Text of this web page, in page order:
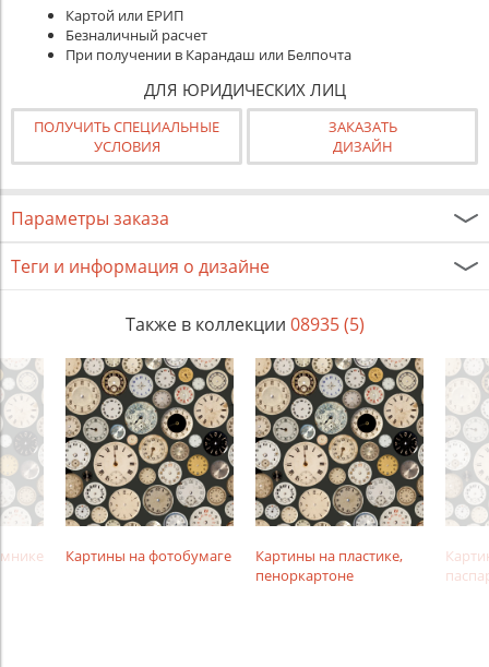
Картой или ЕРИП
Безналичный расчет
При получении в Карандаш или Белпочта
ДЛЯ ЮРИДИЧЕСКИХ ЛИЦ
ПОЛУЧИТЬ СПЕЦИАЛЬНЫЕ
УСЛОВИЯ
ЗАКАЗАТЬ
ДИЗАЙН
Параметры заказа
Теги и информация о дизайне
Также в коллекции 08935 (5)
Картины на фотобумаге
Картины на пластике,
пеноркартоне